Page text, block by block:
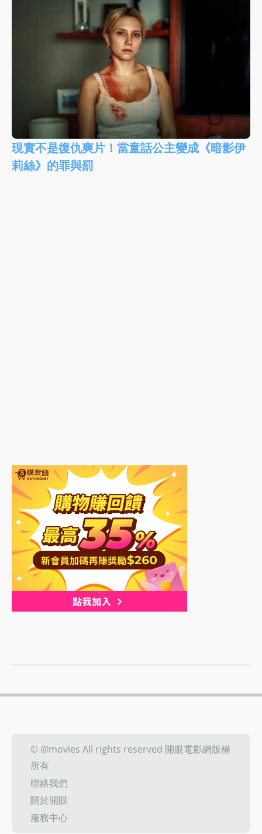
現實不是復仇爽片！當童話公主變成《暗影伊
莉絲》的罪與罰
© @movies All rights reserved 開眼電影網版權
所有
聯絡我們
關於開眼
服務中心